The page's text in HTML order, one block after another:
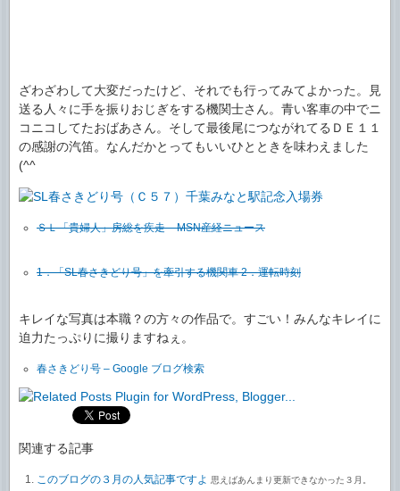
ざわざわして大変だったけど、それでも行ってみてよかった。見
送る人々に手を振りおじぎをする機関士さん。青い客車の中でニ
コニコしてたおばあさん。そして最後尾につながれてるＤＥ１１
の感謝の汽笛。なんだかとってもいいひとときを味わえました
(^^ゞ
ＳＬ「貴婦人」房総を疾走 – MSN産経ニュース
1．「SL春さきどり号」を牽引する機関車 2．運転時刻
キレイな写真は本職？の方々の作品で。すごい！みんなキレイに
迫力たっぷりに撮りますねぇ。
春さきどり号 – Google ブログ検索
関連する記事
このブログの３月の人気記事ですよ 思えばあんまり更新できなかった３月。